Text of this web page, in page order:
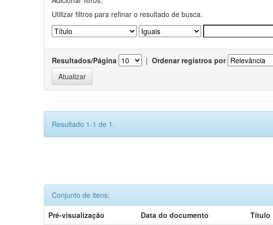
Utilizar filtros para refinar o resultado de busca.
Resultados/Página | Ordenar registros por
Resultado 1-1 de 1.
Conjunto de itens:
Pré-visualização
Data do documento Título